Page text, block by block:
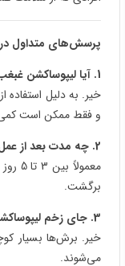
پرسش‌های متداول
1. آیا لیپوساکشن غبغب درد دارد؟
خیر. به دلیل
و فقط ممکن است
2. چه مدت بعد از عمل می‌توان به کارهای روزمره بازگشت؟
برگشت.
3. جای زخم لیپوساکشن غبغب در شیراز مشخص است؟
خیر. برش‌ها بسیار
می‌شوند.